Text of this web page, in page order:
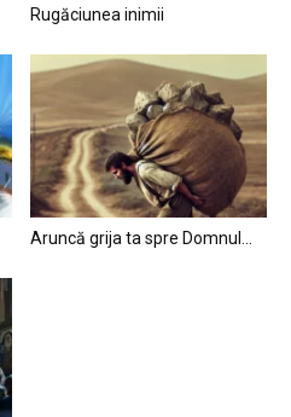
Rugăciunea inimii
Aruncă grija ta spre Domnul…